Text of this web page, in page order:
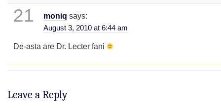
21 moniq says:
August 3, 2010 at 6:44 am
De-asta are Dr. Lecter fani
Leave a Reply